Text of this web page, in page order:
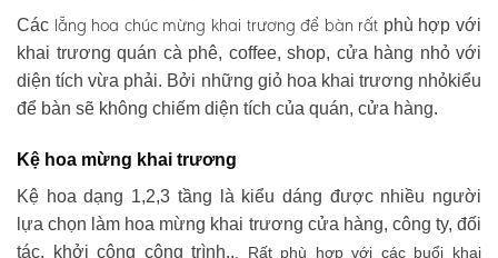
Các lẵng hoa chúc mừng khai trương để bàn rất phù hợp với
khai trương quán cà phê, coffee, shop, cửa hàng nhỏ với
diện tích vừa phải. Bởi những giỏ hoa khai trương nhỏkiểu
để bàn sẽ không chiếm diện tích của quán, cửa hàng.
Kệ hoa mừng khai trương
Kệ hoa dạng 1,2,3 tầng là kiểu dáng được nhiều người
lựa chọn làm hoa mừng khai trương cửa hàng, công ty, đối
tác, khởi công công trình.. . Rất phù hợp với các buổi khai